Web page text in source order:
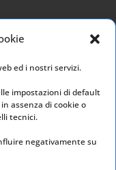
ed i nostri servizi.
impostazioni di default
assenza di cookie o
tecnici.
negativamente su